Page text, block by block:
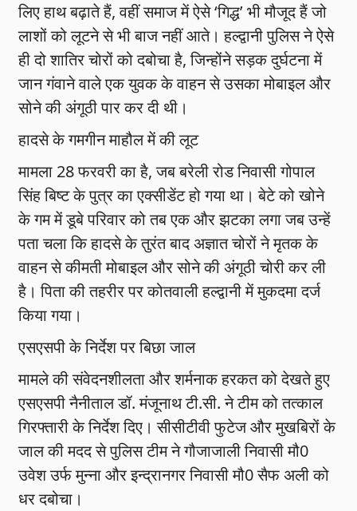
लिए हाथ बढ़ाते हैं, वहीं समाज में ऐसे ‘गिद्ध’ भी मौजूद हैं जो
लाशों को लूटने से भी बाज नहीं आते। हल्द्वानी पुलिस ने ऐसे
ही दो शातिर चोरों को दबोचा है, जिन्होंने सड़क दुर्घटना में
जान गंवाने वाले एक युवक के वाहन से उसका मोबाइल और
सोने की अंगूठी पार कर दी थी।
हादसे के गमगीन माहौल में की लूट
मामला 28 फरवरी का है, जब बरेली रोड निवासी गोपाल
सिंह बिष्ट के पुत्र का एक्सीडेंट हो गया था। बेटे को खोने
के गम में डूबे परिवार को तब एक और झटका लगा जब उन्हें
पता चला कि हादसे के तुरंत बाद अज्ञात चोरों ने मृतक के
वाहन से कीमती मोबाइल और सोने की अंगूठी चोरी कर ली
है। पिता की तहरीर पर कोतवाली हल्द्वानी में मुकदमा दर्ज
किया गया।
एसएसपी के निर्देश पर बिछा जाल
मामले की संवेदनशीलता और शर्मनाक हरकत को देखते हुए
एसएसपी नैनीताल डॉ. मंजूनाथ टी.सी. ने टीम को तत्काल
गिरफ्तारी के निर्देश दिए। सीसीटीवी फुटेज और मुखबिरों के
जाल की मदद से पुलिस टीम ने गौजाजाली निवासी मौ0
उवेश उर्फ मुन्ना और इन्द्रानगर निवासी मौ0 सैफ अली को
धर दबोचा।